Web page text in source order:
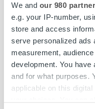
We and our 980
e.g. your IP-number,
store and access
serve personalized ads
measurement,
development. You
and for what purposes.
applicable on this